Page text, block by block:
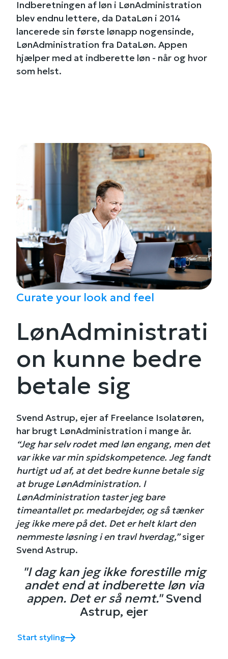
Indberetningen af løn i LønAdministration
blev endnu lettere, da DataLøn i 2014
lancerede sin første lønapp nogensinde,
LønAdministration fra DataLøn. Appen
hjælper med at indberette løn - når og hvor
som helst.
Curate your look and feel
LønAdministrati
on kunne bedre
betale sig
Svend Astrup, ejer af Freelance Isolatøren,
har brugt LønAdministration i mange år.
“Jeg har selv rodet med løn engang, men det
var ikke var min spidskompetence. Jeg fandt
hurtigt ud af, at det bedre kunne betale sig
at bruge LønAdministration. I
LønAdministration taster jeg bare
timeantallet pr. medarbejder, og så tænker
jeg ikke mere på det. Det er helt klart den
nemmeste løsning i en travl hverdag,”siger
Svend Astrup.
"I dag kan jeg ikke forestille mig
andet end at indberette løn via
appen. Det er så nemt."Svend
Astrup, ejer
Start styling